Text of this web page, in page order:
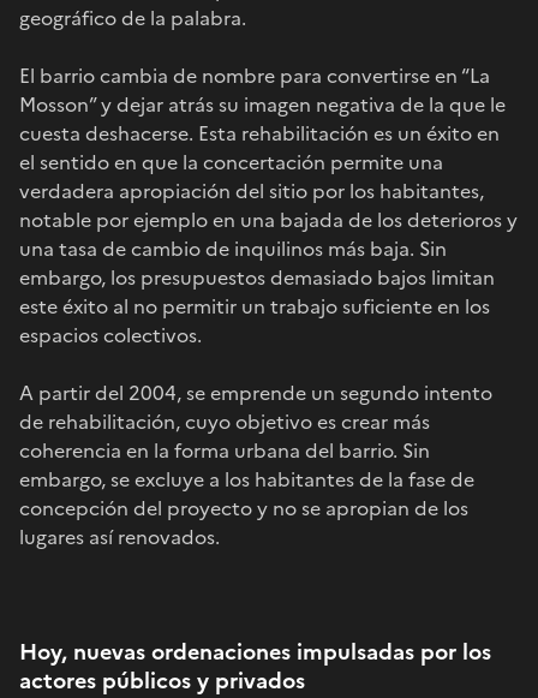
geográfico de la palabra.
El barrio cambia de nombre para convertirse en “La
Mosson” y dejar atrás su imagen negativa de la que le
cuesta deshacerse. Esta rehabilitación es un éxito en
el sentido en que la concertación permite una
verdadera apropiación del sitio por los habitantes,
notable por ejemplo en una bajada de los deterioros y
una tasa de cambio de inquilinos más baja. Sin
embargo, los presupuestos demasiado bajos limitan
este éxito al no permitir un trabajo suficiente en los
espacios colectivos.
A partir del 2004, se emprende un segundo intento
de rehabilitación, cuyo objetivo es crear más
coherencia en la forma urbana del barrio. Sin
embargo, se excluye a los habitantes de la fase de
concepción del proyecto y no se apropian de los
lugares así renovados.
Hoy, nuevas ordenaciones impulsadas por los
actores públicos y privados